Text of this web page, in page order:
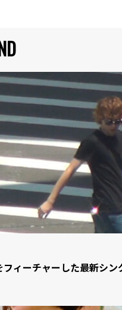
ィーチャーした最新シ